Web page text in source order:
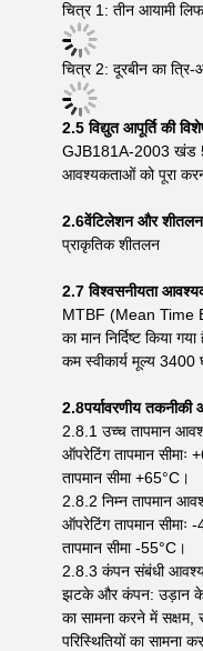
चित्र 1: तीन आयामी
चित्र 2: दूरबीन का
2.5 विद्युत आपूर्ति की
GJB181A-2003 खंड 5
आवश्यकताओं को पूरा
2.6वेंटिलेशन और शीतलन
प्राकृतिक शीतलन
2.7 विश्वसनीयता
MTBF (Mean Time
का मान निर्दिष्ट किया
कम स्वीकार्य मूल्य 3400
2.8पर्यावरणीय
2.8.1 उच्च तापमान
ऑपरेटिंग तापमान
तापमान सीमा +65°C।
2.8.2 निम्न तापमान
ऑपरेटिंग तापमान
तापमान सीमा -55°C।
2.8.3 कंपन संबंधी
झटके और कंपन: उड़ान
का सामना करने में सक्षम,
परिस्थितियों का सामना